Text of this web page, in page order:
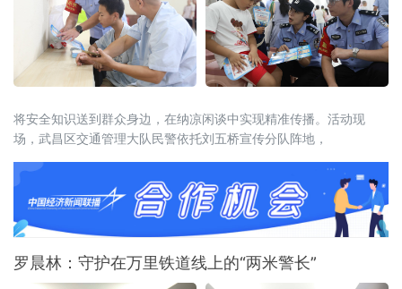
将安全知识送到群众身边，在纳凉闲谈中实现精准传播。活动现
场，武昌区交通管理大队民警依托刘五桥宣传分队阵地，
罗晨林：守护在万里铁道线上的“两米警长”